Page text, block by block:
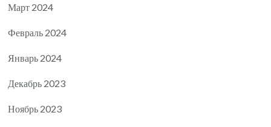
Март 2024
Февраль 2024
Январь 2024
Декабрь 2023
Ноябрь 2023